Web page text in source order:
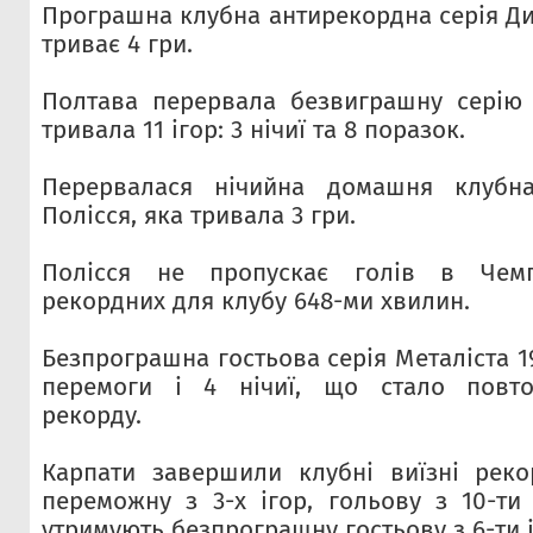
Програшна клубна антирекордна серія
триває 4 гри.
Полтава перервала безвиграшну серію
тривала 11 ігор: 3 нічиї та 8 поразок.
Перервалася нічийна домашня
Полісся, яка тривала 3 гри.
Полісся не пропускає голів в
рекордних для клубу 648-ми хвилин.
Безпрограшна гостьова серія Металіста
перемоги і 4 нічиї, що стало
рекорду.
Карпати завершили клубні виїзні
переможну з 3-х ігор, гольову з 10-ти